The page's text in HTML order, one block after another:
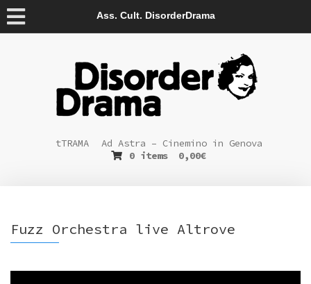
Ass. Cult. DisorderDrama
tTRAMA
Ad Astra – Cinemino in Genova
0 items
0,00€
Fuzz Orchestra live Altrove